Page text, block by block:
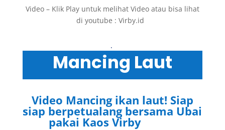
Video – Klik Play untuk melihat Video atau bisa lihat
di youtube : Virby.id
.
Mancing Laut
Video Mancing ikan laut! Siap
siap berpetualang bersama Ubai
pakai Kaos Virby